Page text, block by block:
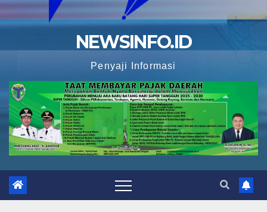
NEWSINFO.ID
Penyaji Informasi